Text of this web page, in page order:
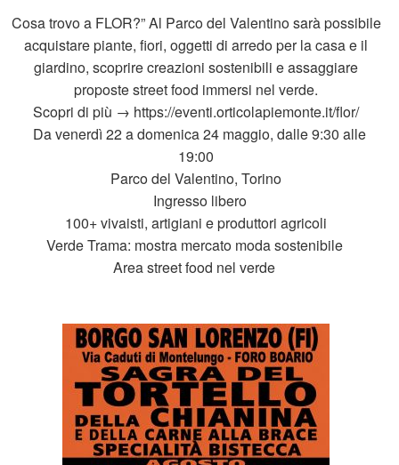
Cosa trovo a FLOR?” Al Parco del Valentino sarà possibile
acquistare piante, fiori, oggetti di arredo per la casa e il
giardino, scoprire creazioni sostenibili e assaggiare
proposte street food immersi nel verde.
Scopri di più → https://eventi.orticolapiemonte.it/flor/
Da venerdì 22 a domenica 24 maggio, dalle 9:30 alle
19:00
Parco del Valentino, Torino
Ingresso libero
100+ vivaisti, artigiani e produttori agricoli
Verde Trama: mostra mercato moda sostenibile
Area street food nel verde